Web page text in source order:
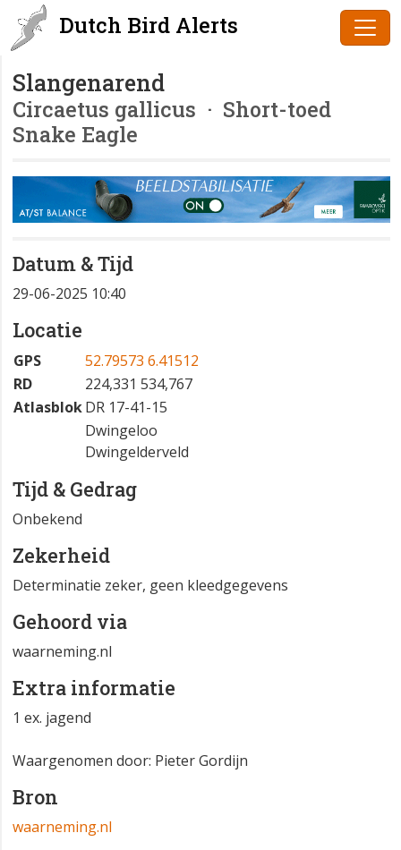
Dutch Bird Alerts
Slangenarend
Circaetus gallicus · Short-toed
Snake Eagle
Datum & Tijd
29-06-2025 10:40
Locatie
GPS
52.79573 6.41512
RD
224,331 534,767
AtlasblokDR 17-41-15
Dwingeloo
Dwingelderveld
Tijd & Gedrag
Onbekend
Zekerheid
Determinatie zeker, geen kleedgegevens
Gehoord via
waarneming.nl
Extra informatie
1 ex. jagend
Waargenomen door: Pieter Gordijn
Bron
waarneming.nl